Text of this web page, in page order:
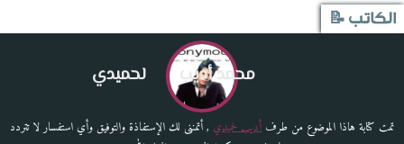
الكاتب 📝
محمد أديب لحميدي
تمت كتابة هاذا الموضوع من طرف أديب لحميدي , أتمننى لك الإستفاذة والتوفيق وأي استفسار لا تتردد